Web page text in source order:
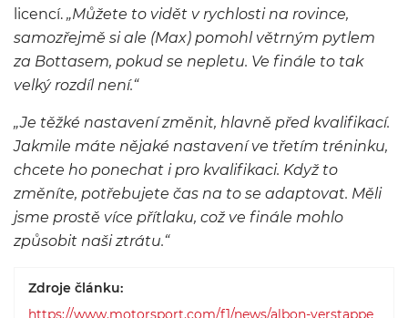
licencí. „Můžete to vidět v rychlosti na rovince,
samozřejmě si ale (Max) pomohl větrným pytlem
za Bottasem, pokud se nepletu. Ve finále to tak
velký rozdíl není.“
„Je těžké nastavení změnit, hlavně před kvalifikací.
Jakmile máte nějaké nastavení ve třetím tréninku,
chcete ho ponechat i pro kvalifikaci. Když to
změníte, potřebujete čas na to se adaptovat. Měli
jsme prostě více přítlaku, což ve finále mohlo
způsobit naši ztrátu.“
Zdroje článku:
https://www.motorsport.com/f1/news/albon-verstappe